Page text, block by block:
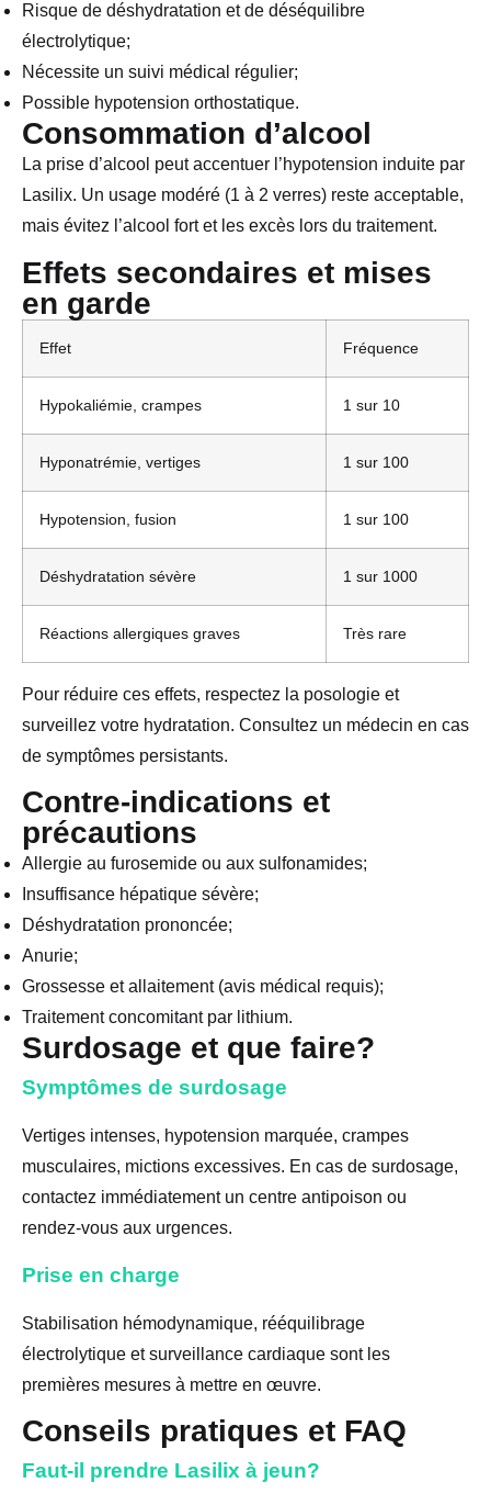
Risque de déshydratation et de déséquilibre
électrolytique;
Nécessite un suivi médical régulier;
Possible hypotension orthostatique.
Consommation d’alcool
La prise d’alcool peut accentuer l’hypotension induite par
Lasilix. Un usage modéré (1 à 2 verres) reste acceptable,
mais évitez l’alcool fort et les excès lors du traitement.
Effets secondaires et mises
en garde
Effet Fréquence
Hypokaliémie, crampes 1 sur 10
Hyponatrémie, vertiges 1 sur 100
Hypotension, fusion 1 sur 100
Déshydratation sévère 1 sur 1000
Réactions allergiques graves Très rare
Pour réduire ces effets, respectez la posologie et
surveillez votre hydratation. Consultez un médecin en cas
de symptômes persistants.
Contre-indications et
précautions
Allergie au furosemide ou aux sulfonamides;
Insuffisance hépatique sévère;
Déshydratation prononcée;
Anurie;
Grossesse et allaitement (avis médical requis);
Traitement concomitant par lithium.
Surdosage et que faire?
Symptômes de surdosage
Vertiges intenses, hypotension marquée, crampes
musculaires, mictions excessives. En cas de surdosage,
contactez immédiatement un centre antipoison ou
rendez-vous aux urgences.
Prise en charge
Stabilisation hémodynamique, rééquilibrage
électrolytique et surveillance cardiaque sont les
premières mesures à mettre en œuvre.
Conseils pratiques et FAQ
Faut-il prendre Lasilix à jeun?